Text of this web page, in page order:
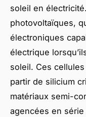
soleil en
photovoltaïques,
électroniques
électrique
soleil. Ces
partir de silicium
matériaux semi-
agencées en